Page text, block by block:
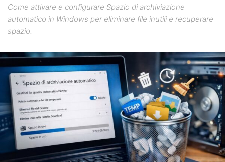
Come attivare e configurare Spazio di archiviazione
automatico in Windows per eliminare file inutili e recuperare
spazio.